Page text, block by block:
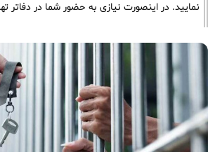
نمایید. در اینصورت نیازی به حضور شما در دفاتر